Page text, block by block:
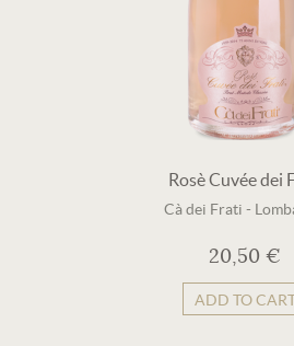
Rosè Cuvée dei
Cà dei Frati -
20,50 €
ADD TO